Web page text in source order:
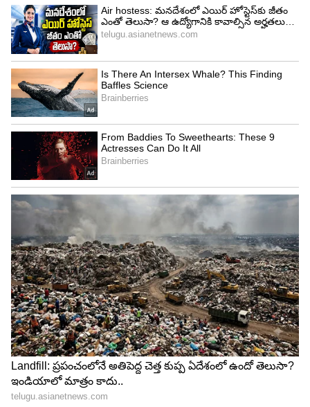
Image Credit :Asianet News
మిథున రాశి ఫలాలు
చేపట్టిన పనులలో అప్రయత్న కార్యసిద్ధి కలుగుతుంది. జీవిత
భాగస్వామితో దైవ దర్శనాలు చేసుకుంటారు. నిరుద్యోగులకు
లభించిన అవకాశాలు సద్వినియోగం చేసుకోవాలి. దూరపు
బంధువులు నుంచి ఆశ్చర్యకర విషయాలు తెలుస్తాయి.
వ్యాపారాలు మరింత అనుకూలంగా సాగుతాయి.
13
Image Credit :Asianet News
కర్కాటక రాశి ఫలాలు
ముఖ్యమైన పనులు మందకొడిగా సాగుతాయి. వృత్తి,